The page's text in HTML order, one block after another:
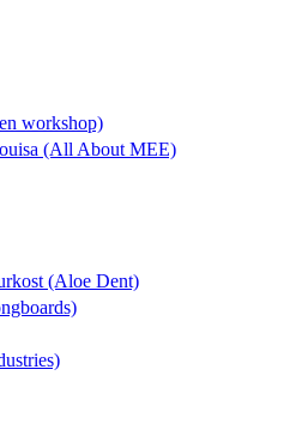
workshop)
(All About MEE)
(Aloe Dent)